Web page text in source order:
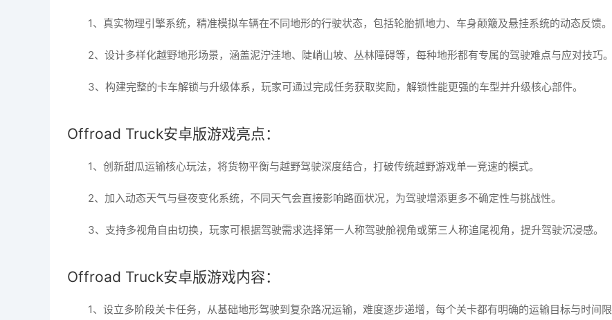
1、真实物理引擎系统，精准模拟车辆在不同地形的行驶状态，包括轮胎抓地力、车身颠簸及悬挂系统的动态反馈。
2、设计多样化越野地形场景，涵盖泥泞洼地、陡峭山坡、丛林障碍等，每种地形都有专属的驾驶难点与应对技巧。
3、构建完整的卡车解锁与升级体系，玩家可通过完成任务获取奖励，解锁性能更强的车型并升级核心部件。
Offroad Truck安卓版游戏亮点：
1、创新甜瓜运输核心玩法，将货物平衡与越野驾驶深度结合，打破传统越野游戏单一竞速的模式。
2、加入动态天气与昼夜变化系统，不同天气会直接影响路面状况，为驾驶增添更多不确定性与挑战性。
3、支持多视角自由切换，玩家可根据驾驶需求选择第一人称驾驶舱视角或第三人称追尾视角，提升驾驶沉浸感。
Offroad Truck安卓版游戏内容：
1、设立多阶段关卡任务，从基础地形驾驶到复杂路况运输，难度逐步递增，每个关卡都有明确的运输目标与时间限